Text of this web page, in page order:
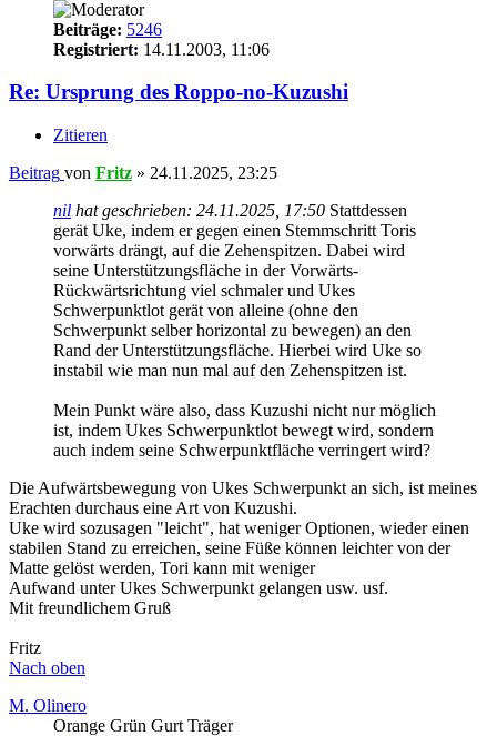
Beiträge: 5246
Registriert: 14.11.2003, 11:06
Re: Ursprung des Roppo-no-Kuzushi
Zitieren
Beitrag von Fritz » 24.11.2025, 23:25
nil hat geschrieben: 24.11.2025, 17:50 Stattdessen
gerät Uke, indem er gegen einen Stemmschritt Toris
vorwärts drängt, auf die Zehenspitzen. Dabei wird
seine Unterstützungsfläche in der Vorwärts-
Rückwärtsrichtung viel schmaler und Ukes
Schwerpunktlot gerät von alleine (ohne den
Schwerpunkt selber horizontal zu bewegen) an den
Rand der Unterstützungsfläche. Hierbei wird Uke so
instabil wie man nun mal auf den Zehenspitzen ist.
Mein Punkt wäre also, dass Kuzushi nicht nur möglich
ist, indem Ukes Schwerpunktlot bewegt wird, sondern
auch indem seine Schwerpunktfläche verringert wird?
Die Aufwärtsbewegung von Ukes Schwerpunkt an sich, ist meines
Erachten durchaus eine Art von Kuzushi.
Uke wird sozusagen "leicht", hat weniger Optionen, wieder einen
stabilen Stand zu erreichen, seine Füße können leichter von der
Matte gelöst werden, Tori kann mit weniger
Aufwand unter Ukes Schwerpunkt gelangen usw. usf.
Mit freundlichem Gruß
Fritz
Nach oben
M. Olinero
Orange Grün Gurt Träger